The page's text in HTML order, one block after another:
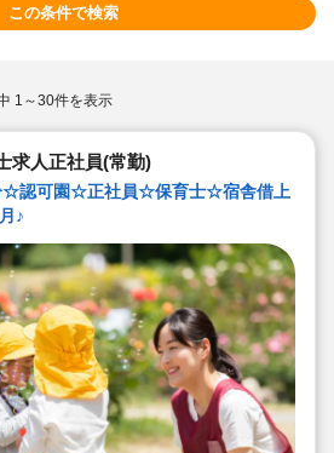
この条件で検索
1～30件を表示
求人正社員(常勤)
☆認可園☆正社員☆保育士☆宿舎借上
♪